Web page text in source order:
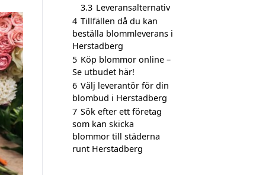
3.3 Leveransalternativ
4 Tillfällen då du kan
beställa blommleverans i
Herstadberg
5 Köp blommor online –
Se utbudet här!
6 Välj leverantör för din
blombud i Herstadberg
7 Sök efter ett företag
som kan skicka
blommor till städerna
runt Herstadberg